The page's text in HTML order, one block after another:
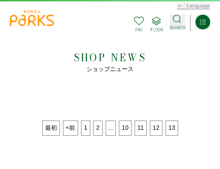
Language
SHOP NEWS
ショップニュース
最初 <前 1 2 ... 10 11 12 13